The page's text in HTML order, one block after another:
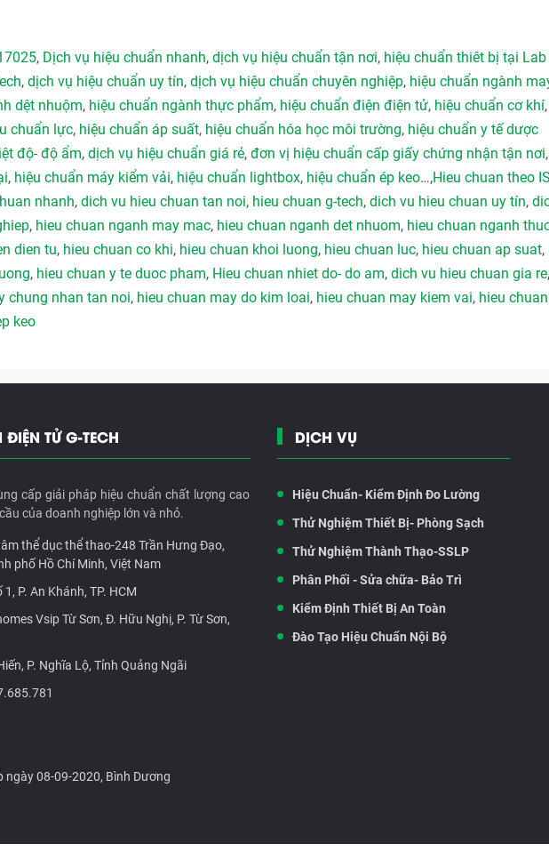
, Dịch vụ hiệu chuẩn nhanh, dịch vụ hiệu chuẩn tận nơi, hiệu chuẩn thiêt bị tại Lab
, dịch vụ hiệu chuẩn uy tín, dịch vụ hiệu chuẩn chuyên nghiệp, hiệu chuẩn ngành
dệt nhuộm, hiệu chuẩn ngành thực phẩm, hiệu chuẩn điện điện tử, hiệu chuẩn cơ khí,
chuẩn lực, hiệu chuẩn áp suất, hiệu chuẩn hóa học môi trường, hiệu chuẩn y tế dược
độ- độ ẩm, dịch vụ hiệu chuẩn giá rẻ, đơn vị hiệu chuẩn cấp giấy chứng nhận tận nơi,
, hiệu chuẩn máy kiểm vải, hiệu chuẩn lightbox, hiệu chuẩn ép keo…,Hieu chuan theo
nhanh, dich vu hieu chuan tan noi, hieu chuan g-tech, dich vu hieu chuan uy tín,
, hieu chuan nganh may mac, hieu chuan nganh det nhuom, hieu chuan nganh
dien tu, hieu chuan co khi, hieu chuan khoi luong, hieu chuan luc, hieu chuan ap suat,
, hieu chuan y te duoc pham, Hieu chuan nhiet do- do am, dich vu hieu chuan gia re,
chung nhan tan noi, hieu chuan may do kim loai, hieu chuan may kiem vai, hieu chuan
keo
TỬ G-TECH
cấp giải pháp hiệu chuẩn chất lượng cao
của doanh nghiệp lớn và nhỏ.
thể dục thể thao-248 Trần Hưng Đạo,
phố Hồ Chí Minh, Việt Nam
P. An Khánh, TP. HCM
Vsip Từ Sơn, Đ. Hữu Nghị, P. Từ Sơn,
P. Nghĩa Lộ, Tỉnh Quảng Ngãi
ngày 08-09-2020, Bình Dương
DỊCH VỤ
Hiệu Chuẩn- Kiểm Định Đo Lường
Thử Nghiệm Thiết Bị- Phòng Sạch
Thử Nghiệm Thành Thạo-SSLP
Phân Phối - Sửa chữa- Bảo Trì
Kiểm Định Thiết Bị An Toàn
Đào Tạo Hiệu Chuẩn Nội Bộ